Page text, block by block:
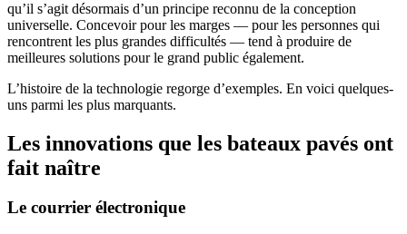
qu’il s’agit désormais d’un principe reconnu de la conception
universelle. Concevoir pour les marges — pour les personnes qui
rencontrent les plus grandes difficultés — tend à produire de
meilleures solutions pour le grand public également.
L’histoire de la technologie regorge d’exemples. En voici quelques-
uns parmi les plus marquants.
Les innovations que les bateaux pavés ont
fait naître
Le courrier électronique